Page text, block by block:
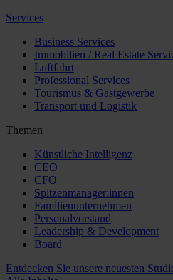
Services
Business Services
Immobilien / Real Estate
Luftfahrt
Professional Services
Tourismus & Gastgewerbe
Transport und Logistik
Themen
Künstliche Intelligenz
CEO
CFO
Spitzenmanager:innen
Familienunternehmen
Personalvorstand
Leadership & Development
Board
Entdecken Sie unsere neuesten